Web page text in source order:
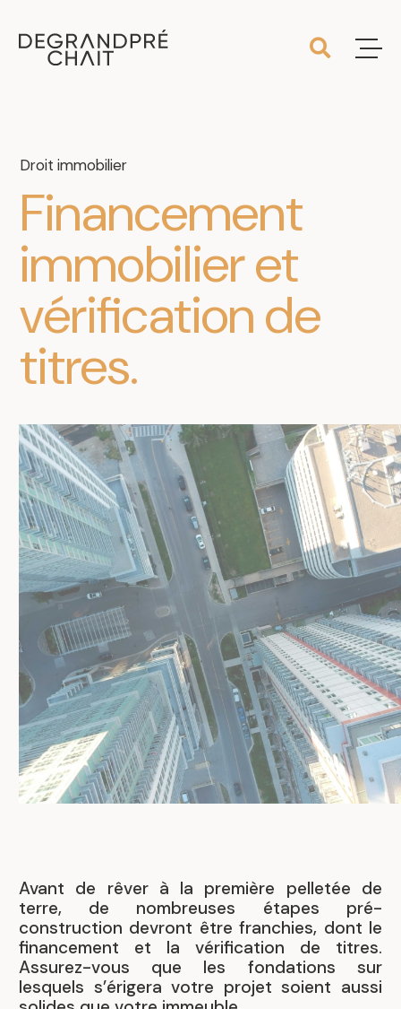
Droit immobilier
Financement
immobilieret
vérificationde
titres.
Avant de rêver à la première pelletée de
terre, de nombreuses étapes pré-
construction devront être franchies, dont le
financement et la vérification de titres.
Assurez-vous que les fondations sur
lesquels s’érigera votre projet soient aussi